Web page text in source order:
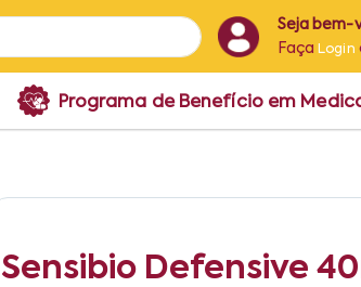
Seja bem-
Faça Login
Programa de Benefício em
Sensibio Defensive